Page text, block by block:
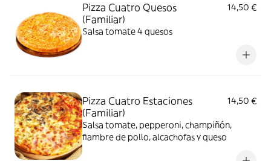
Pizza Cuatro Quesos
(Familiar)
14,50 €
Salsa tomate 4 quesos
Pizza Cuatro Estaciones
(Familiar)
14,50 €
Salsa tomate, pepperoni, champiñón,
fiambre de pollo, alcachofas y queso